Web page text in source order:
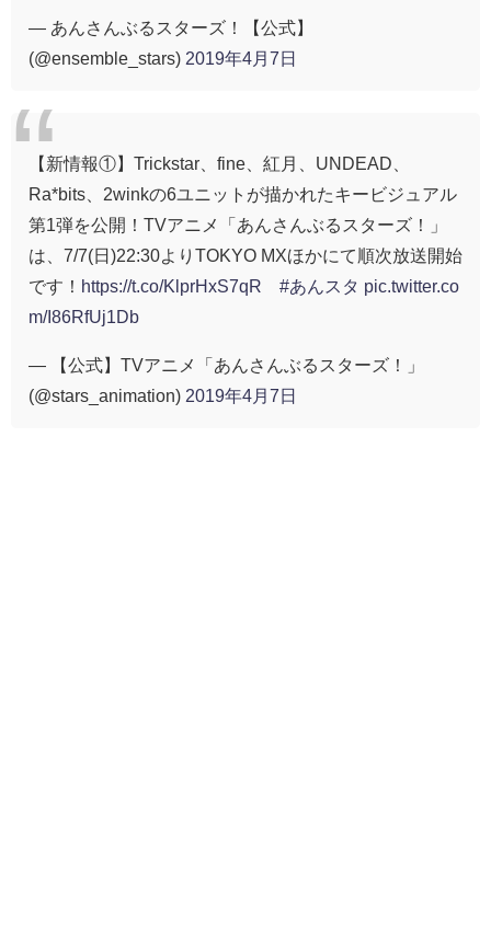
— あんさんぶるスターズ！【公式】
(@ensemble_stars) 2019年4月7日
【新情報①】Trickstar、fine、紅月、UNDEAD、
Ra*bits、2winkの6ユニットが描かれたキービジュアル
第1弾を公開！TVアニメ「あんさんぶるスターズ！」
は、7/7(日)22:30よりTOKYO MXほかにて順次放送開始
です！ https://t.co/KlprHxS7qR #あんスタ pic.twitter.co
m/I86RfUj1Db
— 【公式】TVアニメ「あんさんぶるスターズ！」
(@stars_animation) 2019年4月7日